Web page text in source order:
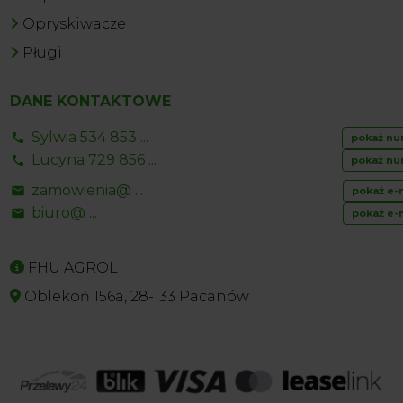
Opryskiwacze
Pługi
DANE KONTAKTOWE
Sylwia 534 853 ... pokaż
Lucyna 729 856 ... pokaż
zamowienia@ ... pokaż e-
biuro@ ... pokaż e-
FHU AGROL
Oblekoń 156a, 28-133 Pacanów